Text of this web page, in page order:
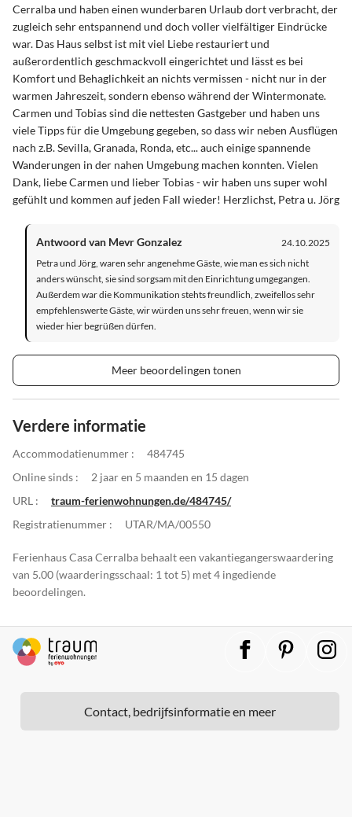
Cerralba und haben einen wunderbaren Urlaub dort verbracht, der
zugleich sehr entspannend und doch voller vielfältiger Eindrücke
war. Das Haus selbst ist mit viel Liebe restauriert und
außerordentlich geschmackvoll eingerichtet und lässt es bei
Komfort und Behaglichkeit an nichts vermissen - nicht nur in der
warmen Jahreszeit, sondern ebenso während der Wintermonate.
Carmen und Tobias sind die nettesten Gastgeber und haben uns
viele Tipps für die Umgebung gegeben, so dass wir neben Ausflügen
nach z.B. Sevilla, Granada, Ronda, etc... auch einige spannende
Wanderungen in der nahen Umgebung machen konnten. Vielen
Dank, liebe Carmen und lieber Tobias - wir haben uns super wohl
gefühlt und kommen auf jeden Fall wieder! Herzlichst, Petra u. Jörg
Antwoord van Mevr Gonzalez
24.10.2025
Petra und Jörg, waren sehr angenehme Gäste, wie man es sich nicht
anders wünscht, sie sind sorgsam mit den Einrichtung umgegangen.
Außerdem war die Kommunikation stehts freundlich, zweifellos sehr
empfehlenswerte Gäste, wir würden uns sehr freuen, wenn wir sie
wieder hier begrüßen dürfen.
Meer beoordelingen tonen
Verdere informatie
Accommodatienummer :
484745
Online sinds :
2 jaar en 5 maanden en 15 dagen
URL :
traum-ferienwohnungen.de/484745/
Registratienummer :
UTAR/MA/00550
Ferienhaus Casa Cerralba behaalt een vakantiegangerswaardering
van 5.00 (waarderingsschaal: 1 tot 5) met 4 ingediende
beoordelingen.
Contact, bedrijfsinformatie en meer